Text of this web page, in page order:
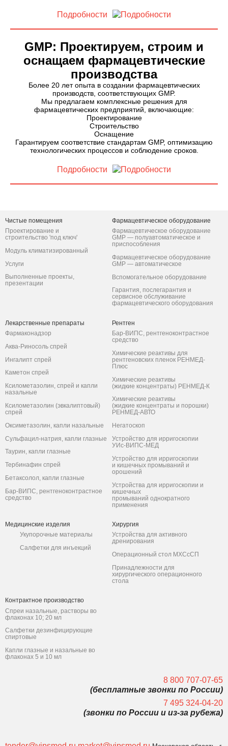
Подробности
GMP: Проектируем, строим и
оснащаем фармацевтические
производства
Более 20 лет опыта в создании фармацевтических
производств, соответствующих GMP.
Мы предлагаем комплексные решения для
фармацевтических предприятий, включающие:
Проектирование
Строительство
Оснащение
Гарантируем соответствие стандартам GMP, оптимизацию
технологических процессов и соблюдение сроков.
Подробности
Чистые помещения
Проектирование и
строительство 'под ключ'
Модуль климатизированный
Услуги
Выполненные проекты,
презентации
Фармацевтическое оборудование
Фармацевтическое оборудование
GMP — полуавтоматическое и
приспособления
Фармацевтическое оборудование
GMP — автоматическое
Вспомогательное оборудование
Гарантия, послегарантия и
сервисное обслуживание
фармацевтического оборудования
Лекарственные препараты
Фармаконадзор
Аква-Риносоль спрей
Ингалипт спрей
Каметон спрей
Ксилометазолин, спрей и капли
назальные
Ксилометазолин (эвкалиптовый)
спрей
Оксиметазолин, капли назальные
Сульфацил-натрия, капли глазные
Таурин, капли глазные
Тербинафин спрей
Бетаксолол, капли глазные
Бар-ВИПС, рентгеноконтрастное
средство
Рентген
Бар-ВИПС, рентгеноконтрастное
средство
Химические реактивы для
рентгеновских пленок РЕНМЕД-
Плюс
Химические реактивы
(жидкие концентраты) РЕНМЕД-К
Химические реактивы
(жидкие концентраты и порошки)
РЕНМЕД-АВТО
Негатоскоп
Устройство для ирригоскопии
УИс-ВИПС-МЕД
Устройство для ирригоскопии
и кишечных промываний и
орошений
Устройства для ирригоскопии и
кишечных
промываний однократного
применения
Медицинские изделия
Укупорочные материалы
Салфетки для инъекций
Хирургия
Устройства для активного
дренирования
Операционный стол МХСсСП
Принадлежности для
хирургического операционного
стола
Контрактное производство
Спреи назальные, растворы во
флаконах 10; 20 мл
Салфетки дезинфицирующие
спиртовые
Капли глазные и назальные во
флаконах 5 и 10 мл
8 800 707-07-65
(бесплатные звонки по России)
7 495 324-04-20
(звонки по России и из-за рубежа)